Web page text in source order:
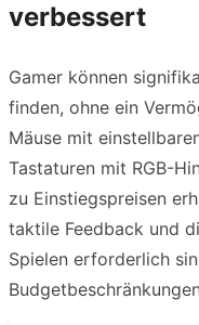
verbessert
Gamer können
finden, ohne ein
Mäuse mit
Tastaturen mit RGB-
zu Einstiegspreisen
taktile Feedback und
Spielen erforderlich